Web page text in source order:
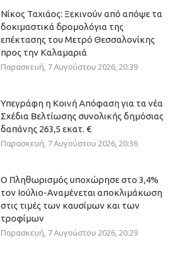
Νίκος Ταχιάος: Ξεκινούν από απόψε τα
δοκιμαστικά δρομολόγια της
επέκτασης του Μετρό Θεσσαλονίκης
προς την Καλαμαριά
Παρασκευή, 7 Αυγούστου 2026, 20:39
Υπεγράφη η Κοινή Απόφαση για τα νέα
Σχέδια Βελτίωσης συνολικής δημόσιας
δαπάνης 263,5 εκατ. €
Παρασκευή, 7 Αυγούστου 2026, 20:36
Ο Πληθωρισμός υποχώρησε στο 3,4%
τον Ιούλιο-Αναμένεται αποκλιμάκωση
στις τιμές των καυσίμων και των
τροφίμων
Παρασκευή, 7 Αυγούστου 2026, 20:29